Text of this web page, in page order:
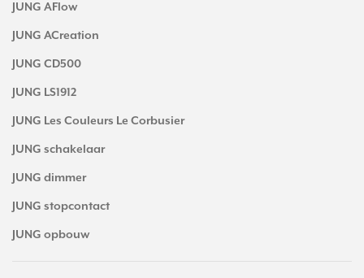
JUNG AFlow
JUNG ACreation
JUNG CD500
JUNG LS1912
JUNG Les Couleurs Le Corbusier
JUNG schakelaar
JUNG dimmer
JUNG stopcontact
JUNG opbouw